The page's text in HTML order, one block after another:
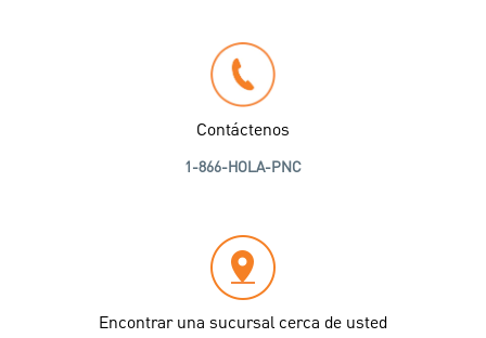
Contáctenos
1-866-HOLA-PNC
Encontrar una sucursal cerca de usted